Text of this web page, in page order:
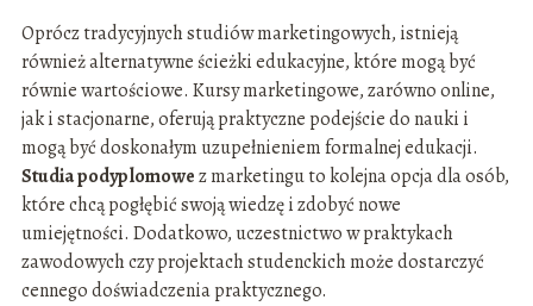
Oprócz tradycyjnych studiów marketingowych, istnieją
również alternatywne ścieżki edukacyjne, które mogą być
równie wartościowe. Kursy marketingowe, zarówno online,
jak i stacjonarne, oferują praktyczne podejście do nauki i
mogą być doskonałym uzupełnieniem formalnej edukacji.
Studia podyplomowez marketingu to kolejna opcja dla osób,
które chcą pogłębić swoją wiedzę i zdobyć nowe
umiejętności. Dodatkowo, uczestnictwo w praktykach
zawodowych czy projektach studenckich może dostarczyć
cennego doświadczenia praktycznego.